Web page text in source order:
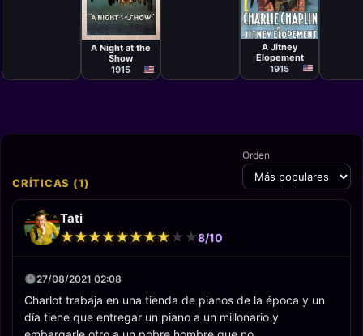
Cortometraje
Charlie
Chaplin
A Night at the
Show
1915
Cortometraje
Charlie
Chaplin
A Jitney
Elopement
1915
CRÍTICAS (1)
Orden
Tati
★
★★
★★
★★
★★
★★
★★
★★
★★
★★
★8/10
27/08/2021 02:08
Charlot trabaja en una tienda de pianos de la época y un
día tiene que entregar un piano a un millonario y